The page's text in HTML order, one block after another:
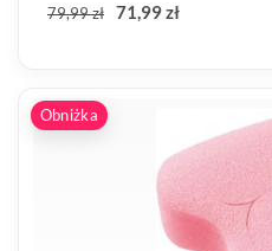
79,99 zł 71,99 zł
Obniżka